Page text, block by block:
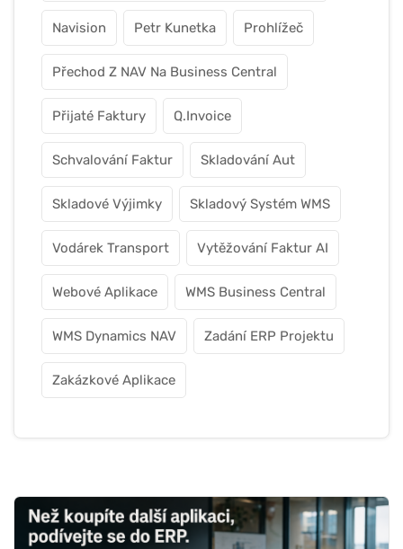
Navision Petr Kunetka Prohlížeč
Přechod Z NAV Na Business Central
Přijaté Faktury Q.Invoice
Schvalování Faktur Skladování Aut
Skladové Výjimky Skladový Systém WMS
Vodárek Transport Vytěžování Faktur AI
Webové Aplikace WMS Business Central
WMS Dynamics NAV Zadání ERP Projektu
Zakázkové Aplikace